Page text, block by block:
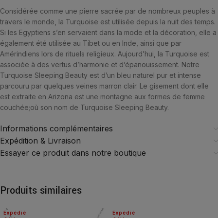
Considérée comme une pierre sacrée par de nombreux peuples à
travers le monde, la Turquoise est utilisée depuis la nuit des temps.
Si les Egyptiens s’en servaient dans la mode et la décoration, elle a
également été utilisée au Tibet ou en Inde, ainsi que par
Amérindiens lors de rituels religieux. Aujourd’hui, la Turquoise est
associée à des vertus d’harmonie et d’épanouissement. Notre
Turquoise Sleeping Beauty est d’un bleu naturel pur et intense
parcouru par quelques veines marron clair. Le gisement dont elle
est extraite en Arizona est une montagne aux formes de femme
couchée;où son nom de Turquoise Sleeping Beauty.
Informations complémentaires
Expédition & Livraison
Essayer ce produit dans notre boutique
Produits similaires
Expédié
Expédié